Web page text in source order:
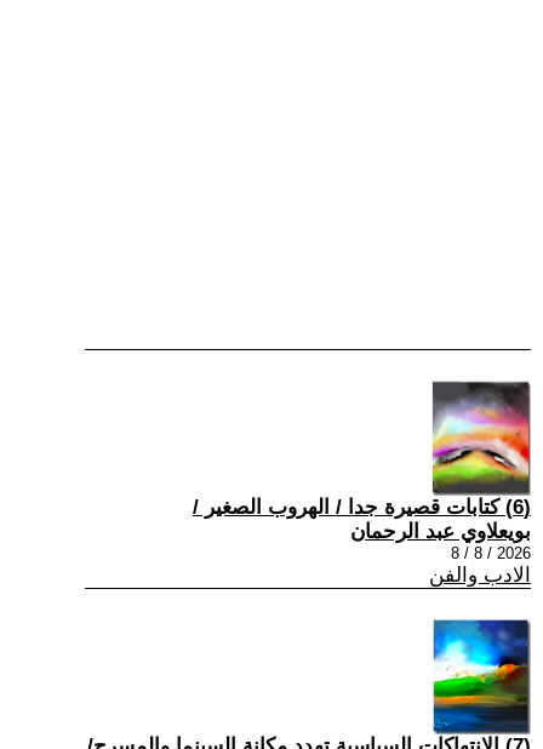
(6) كتابات قصيرة جدا / الهروب الصغير /
بويعلاوي عبد الرحمان
2026 / 8 / 8
الادب والفن